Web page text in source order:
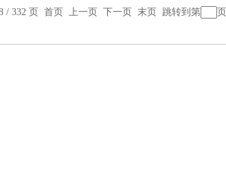
/ 332 页 首页 上一页 下一页 末页 跳转到第 页